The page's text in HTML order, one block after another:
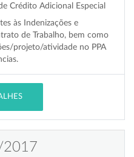
Crédito Adicional Especial
às Indenizações e
de Trabalho, bem como
projeto/atividade no PPA
2017